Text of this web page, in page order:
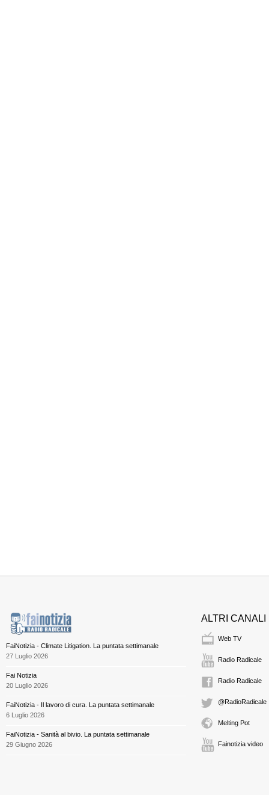
FaiNotizia - Climate Litigation. La puntata settimanale
27 Luglio 2026
Fai Notizia
20 Luglio 2026
FaiNotizia - Il lavoro di cura. La puntata settimanale
6 Luglio 2026
FaiNotizia - Sanità al bivio. La puntata settimanale
29 Giugno 2026
ALTRI CANALI
Web TV
Radio Radicale
Radio Radicale
@RadioRadicale
Melting Pot
Fainotizia video